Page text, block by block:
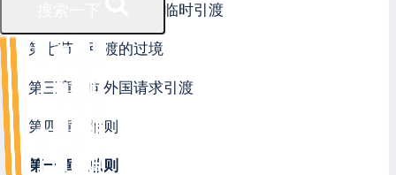
第六节 暂缓引渡和临时引渡
第七节 引渡的过境
第三章 向外国请求引渡
第四章 附则
第一章 总则